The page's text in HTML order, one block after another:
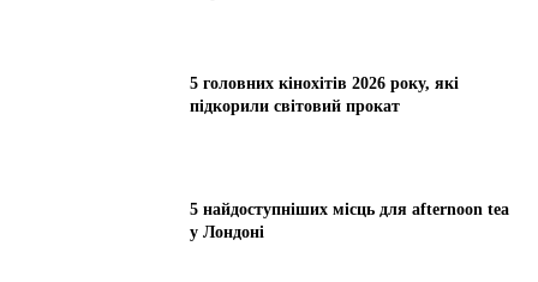
5 головних кінохітів 2026 року, які
підкорили світовий прокат
5 найдоступніших місць для afternoon tea
у Лондоні